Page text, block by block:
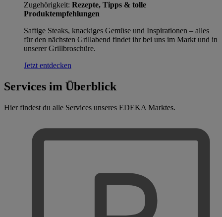
Zugehörigkeit: Rezepte, Tipps & tolle
Produktempfehlungen
Saftige Steaks, knackiges Gemüse und Inspirationen – alles
für den nächsten Grillabend findet ihr bei uns im Markt und in
unserer Grillbroschüre.
Jetzt entdecken
Services im Überblick
Hier findest du alle Services unseres EDEKA Marktes.